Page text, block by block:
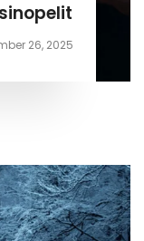
26, 2025